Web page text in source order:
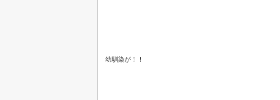
幼馴染が！！